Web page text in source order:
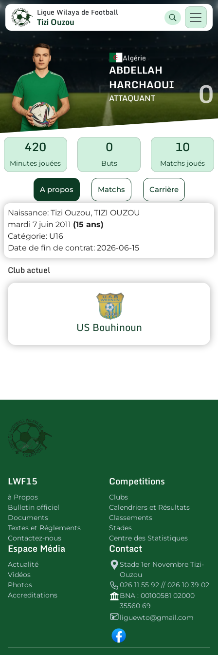
Ligue Wilaya de Football
Tizi Ouzou
Algérie
ABDELLAH
HARCHAOUI
ATTAQUANT 0
420
Minutes jouées
0
Buts
10
Matchs joués
A propos Matchs Carrière
Naissance: Tizi Ouzou, TIZI OUZOU
mardi 7 juin 2011 (15 ans)
Catégorie: U16
Date de fin de contrat: 2026-06-15
Club actuel
US Bouhinoun
LWF15
à Propos
Bulletin officiel
Documents
Textes et Réglements
Contactez-nous
Competitions
Clubs
Calendriers et Résultats
Classements
Stades
Centre des Statistiques
Espace Média
Actualité
Vidéos
Photos
Accreditations
Contact
Stade 1er Novembre Tizi-
Ouzou
026 11 55 92 // 026 10 39 02
BNA : 00100581 02000
35560 69
liguewto@gmail.com